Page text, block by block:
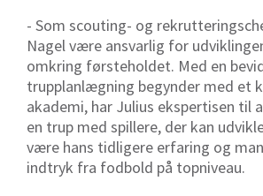
- Som scouting- og
Nagel være ansvarlig for
omkring førsteholdet. Med en
trupplanlægning begynder med et
akademi, har Julius ekspertisen
en trup med spillere, der kan
være hans tidligere erfaring og
indtryk fra fodbold på topniveau.